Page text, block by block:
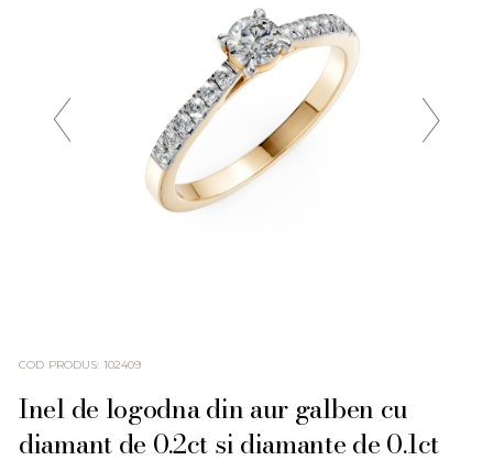
COD PRODUS: 102409
Inel de logodna din aur galben cu
diamant de 0.2ct si diamante de 0.1ct